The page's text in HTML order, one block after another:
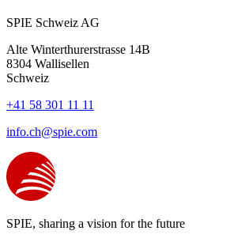
SPIE Schweiz AG
Alte Winterthurerstrasse 14B
8304 Wallisellen
Schweiz
+41 58 301 11 11
info.ch@spie.com
SPIE, sharing a vision for the future